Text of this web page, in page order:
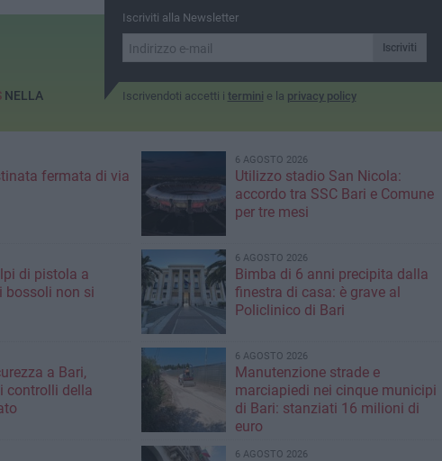
Iscriviti alla Newsletter
Iscriviti
Iscrivendoti accetti i termini e la privacy policy
NELLA
fermata di via
6 AGOSTO 2026
Utilizzo stadio San Nicola:
accordo tra SSC Bari e Comune
per tre mesi
di pistola a
bossoli non si
6 AGOSTO 2026
Bimba di 6 anni precipita dalla
finestra di casa: è grave al
Policlinico di Bari
a Bari,
controlli della
6 AGOSTO 2026
Manutenzione strade e
marciapiedi nei cinque municipi
di Bari: stanziati 16 milioni di
euro
6 AGOSTO 2026